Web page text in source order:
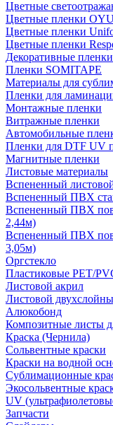
Цветные
Цветные пленки
Цветные пленки
Цветные пленки
Декоративные пленки
Пленки SOMITAPE
Материалы для
Пленки для
Монтажные пленки
Витражные пленки
Автомобильные
Пленки для DTF UV
Магнитные пленки
Листовые материалы
Вспененный
Вспененный ПВХ
Вспененный ПВХ
2,44м)
Вспененный ПВХ
3,05м)
Оргстекло
Пластиковые PET/
Листовой акрил
Листовой
Алюкобонд
Композитные листы
Краска (Чернила)
Сольвентные краски
Краски на водной
Сублимационные
Экосольвентные
UV
Запчасти